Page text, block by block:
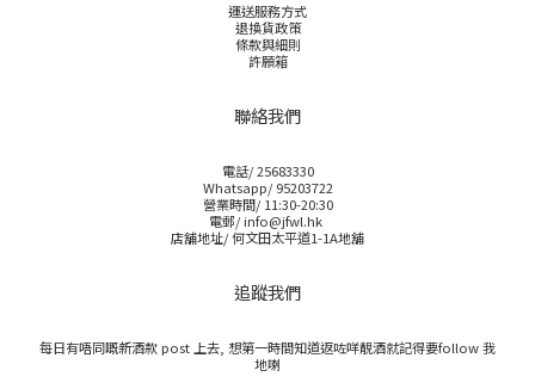
運送服務方式
退換貨政策
條款與細則
許願箱
聯絡我們
電話/ 25683330
Whatsapp/ 95203722
營業時間/ 11:30-20:30
電郵/ info@jfwl.hk
店舖地址/ 何文田太平道1-1A地舖
追蹤我們
每日有唔同嘅新酒款 post 上去, 想第一時間知道返咗咩靚酒就記得要follow 我
地喇